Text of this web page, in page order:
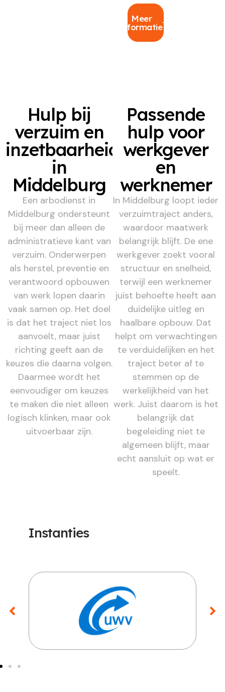
Meer
informatie
Hulp bij
verzuim en
inzetbaarheid
in
Middelburg
Een arbodienst in
Middelburg ondersteunt
bij meer dan alleen de
administratieve kant van
verzuim. Onderwerpen
als herstel, preventie en
verantwoord opbouwen
van werk lopen daarin
vaak samen op. Het doel
is dat het traject niet los
aanvoelt, maar juist
richting geeft aan de
keuzes die daarna volgen.
Daarmee wordt het
eenvoudiger om keuzes
te maken die niet alleen
logisch klinken, maar ook
uitvoerbaar zijn.
Passende
hulp voor
werkgever
en
werknemer
In Middelburg loopt ieder
verzuimtraject anders,
waardoor maatwerk
belangrijk blijft. De ene
werkgever zoekt vooral
structuur en snelheid,
terwijl een werknemer
juist behoefte heeft aan
duidelijke uitleg en
haalbare opbouw. Dat
helpt om verwachtingen
te verduidelijken en het
traject beter af te
stemmen op de
werkelijkheid van het
werk. Juist daarom is het
belangrijk dat
begeleiding niet te
algemeen blijft, maar
echt aansluit op wat er
speelt.
Instanties